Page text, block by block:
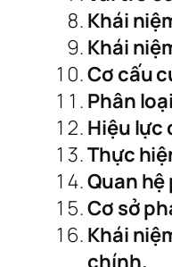
Khái
Khái
Cơ cấu
Phân
Hiệu lực
Thực
Quan
Cơ sở
Khái
chính.